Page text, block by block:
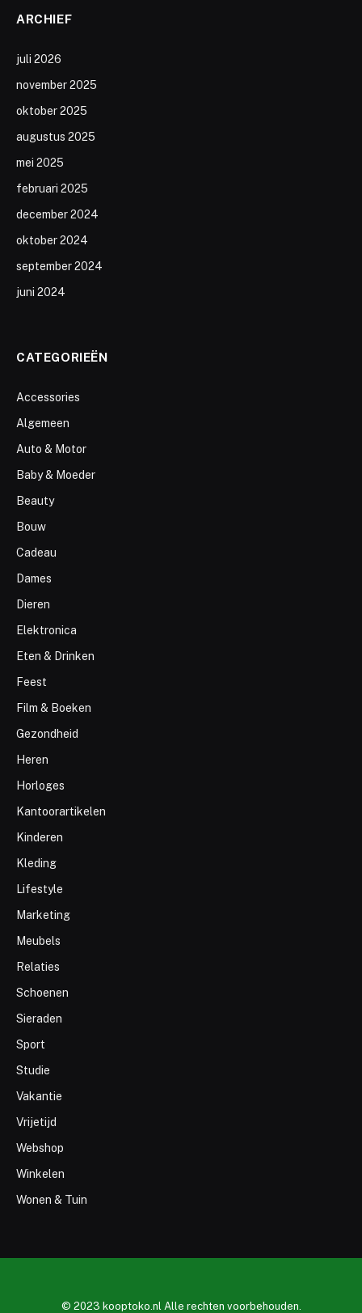
ARCHIEF
juli 2026
november 2025
oktober 2025
augustus 2025
mei 2025
februari 2025
december 2024
oktober 2024
september 2024
juni 2024
CATEGORIEËN
Accessories
Algemeen
Auto & Motor
Baby & Moeder
Beauty
Bouw
Cadeau
Dames
Dieren
Elektronica
Eten & Drinken
Feest
Film & Boeken
Gezondheid
Heren
Horloges
Kantoorartikelen
Kinderen
Kleding
Lifestyle
Marketing
Meubels
Relaties
Schoenen
Sieraden
Sport
Studie
Vakantie
Vrijetijd
Webshop
Winkelen
Wonen & Tuin
© 2023 kooptoko.nl Alle rechten voorbehouden.